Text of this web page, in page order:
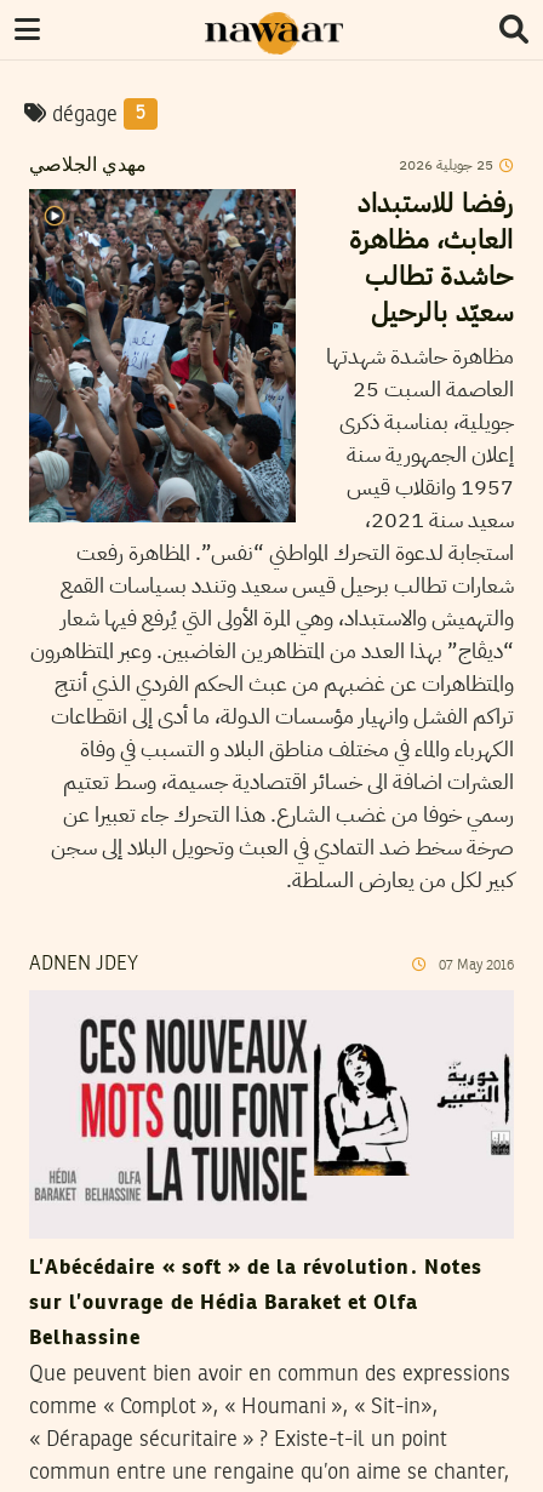
dégage 5
مهدي الجلاصي 25 جويلية2026
رفضا للاستبداد
العابث، مظاهرة
حاشدة تطالب
سعيّد بالرحيل
مظاهرة حاشدة شهدتها
العاصمة السبت 25
جويلية، بمناسبة ذكرى
إعلان الجمهورية سنة
1957 وانقلاب قيس
سعيد سنة 2021،
استجابة لدعوة التحرك المواطني “نفس”. المظاهرة رفعت
شعارات تطالب برحيل قيس سعيد وتندد بسياسات القمع
والتهميش والاستبداد، وهي المرة الأولى التي يُرفع فيها شعار
“ديڨاج” بهذا العدد من المتظاهرين الغاضبين. وعبر المتظاهرون
والمتظاهرات عن غضبهم من عبث الحكم الفردي الذي أنتج
تراكم الفشل وانهيار مؤسسات الدولة، ما أدى إلى انقطاعات
الكهرباء والماء في مختلف مناطق البلاد و التسبب في وفاة
العشرات اضافة الى خسائر اقتصادية جسيمة، وسط تعتيم
رسمي خوفا من غضب الشارع. هذا التحرك جاء تعبيرا عن
صرخة سخط ضد التمادي في العبث وتحويل البلاد إلى سجن
كبير لكل من يعارض السلطة.
ADNEN JDEY 07 May 2016
L’Abécédaire « soft » de la révolution. Notes
sur l’ouvrage de Hédia Baraket et Olfa
Belhassine
Que peuvent bien avoir en commun des expressions
comme « Complot », « Houmani », « Sit-in»,
« Dérapage sécuritaire » ? Existe-t-il un point
commun entre une rengaine qu’on aime se chanter,